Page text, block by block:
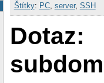
Štítky: PC, server, SSH
Dotaz: